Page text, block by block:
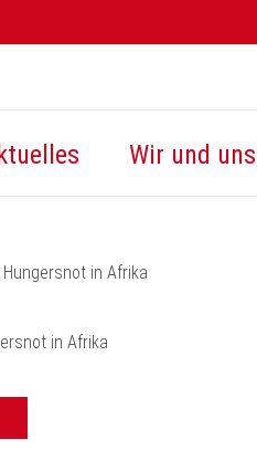
Wir und
in Afrika